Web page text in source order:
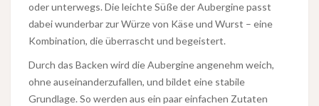
oder unterwegs. Die leichte Süße der Aubergine passt
dabei wunderbar zur Würze von Käse und Wurst – eine
Kombination, die überrascht und begeistert.
Durch das Backen wird die Aubergine angenehm weich,
ohne auseinanderzufallen, und bildet eine stabile
Grundlage. So werden aus ein paar einfachen Zutaten